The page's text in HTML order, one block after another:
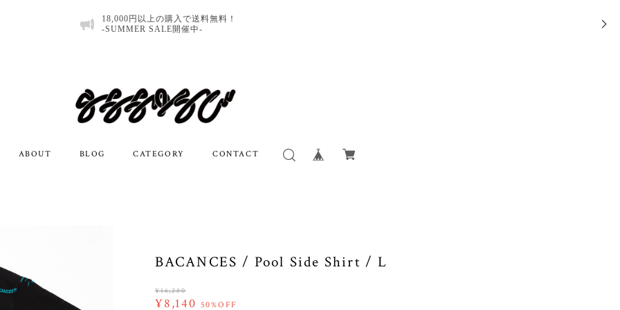
18,000円以上の購入で送料無料！
-SUMMER SALE開催中-
ABOUT BLOG CATEGORY CONTACT
BACANCES / Pool Side Shirt / L
¥16,280
¥8,140 50%OFF